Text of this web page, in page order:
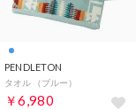
PENDLETON
タオル （ブルー）
￥6,980